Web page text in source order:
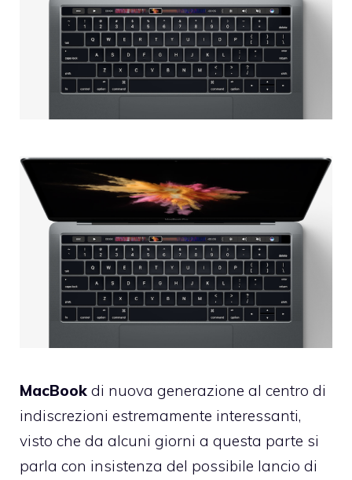
MacBook di nuova generazione al centro di
indiscrezioni estremamente interessanti,
visto che da alcuni giorni a questa parte si
parla con insistenza del possibile lancio di